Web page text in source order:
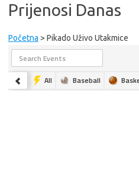
Prijenosi Danas
Početna > Pikado Uživo Utakmice